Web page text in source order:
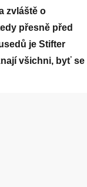
zvláště o
přesně před
je Stifter
všichni, byť se